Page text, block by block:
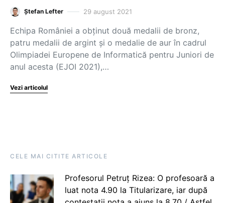
Ștefan Lefter 29 august 2021
Echipa României a obținut două medalii de bronz,
patru medalii de argint și o medalie de aur în cadrul
Olimpiadei Europene de Informatică pentru Juniori de
anul acesta (EJOI 2021),…
Vezi articolul
CELE MAI CITITE ARTICOLE
Profesorul Petruț Rizea: O profesoară a
luat nota 4.90 la Titularizare, iar după